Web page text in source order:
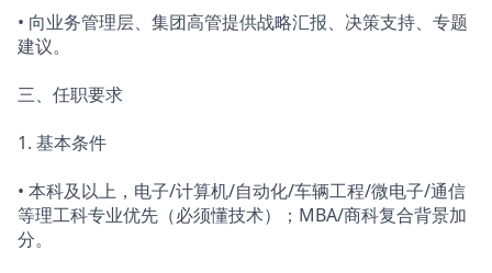
• 向业务管理层、集团高管提供战略汇报、决策支持、专题
建议。
三、任职要求
1. 基本条件
• 本科及以上，电子/计算机/自动化/车辆工程/微电子/通信
等理工科专业优先（必须懂技术）；MBA/商科复合背景加
分。